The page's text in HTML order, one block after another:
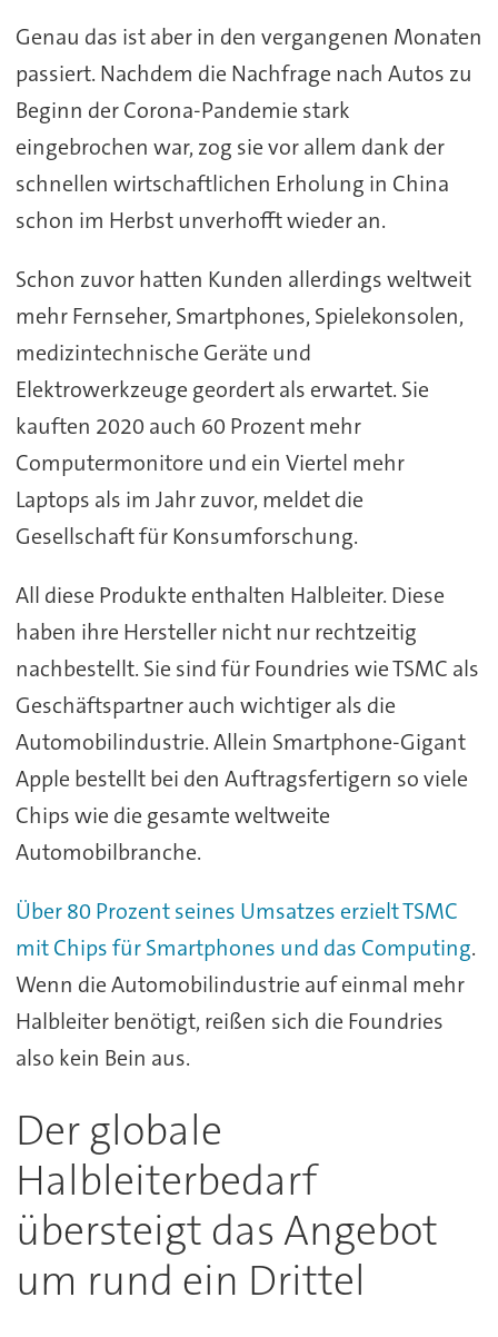
Genau das ist aber in den vergangenen Monaten
passiert. Nachdem die Nachfrage nach Autos zu
Beginn der Corona-Pandemie stark
eingebrochen war, zog sie vor allem dank der
schnellen wirtschaftlichen Erholung in China
schon im Herbst unverhofft wieder an.
Schon zuvor hatten Kunden allerdings weltweit
mehr Fernseher, Smartphones, Spielekonsolen,
medizintechnische Geräte und
Elektrowerkzeuge geordert als erwartet. Sie
kauften 2020 auch 60 Prozent mehr
Computermonitore und ein Viertel mehr
Laptops als im Jahr zuvor, meldet die
Gesellschaft für Konsumforschung.
All diese Produkte enthalten Halbleiter. Diese
haben ihre Hersteller nicht nur rechtzeitig
nachbestellt. Sie sind für Foundries wie TSMC als
Geschäftspartner auch wichtiger als die
Automobilindustrie. Allein Smartphone-Gigant
Apple bestellt bei den Auftragsfertigern so viele
Chips wie die gesamte weltweite
Automobilbranche.
Über 80 Prozent seines Umsatzes erzielt TSMC
mit Chips für Smartphones und das Computing.
Wenn die Automobilindustrie auf einmal mehr
Halbleiter benötigt, reißen sich die Foundries
also kein Bein aus.
Der globale
Halbleiterbedarf
übersteigt das Angebot
um rund ein Drittel